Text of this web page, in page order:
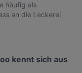
häufig als
an die Leckerei
kennt sich aus